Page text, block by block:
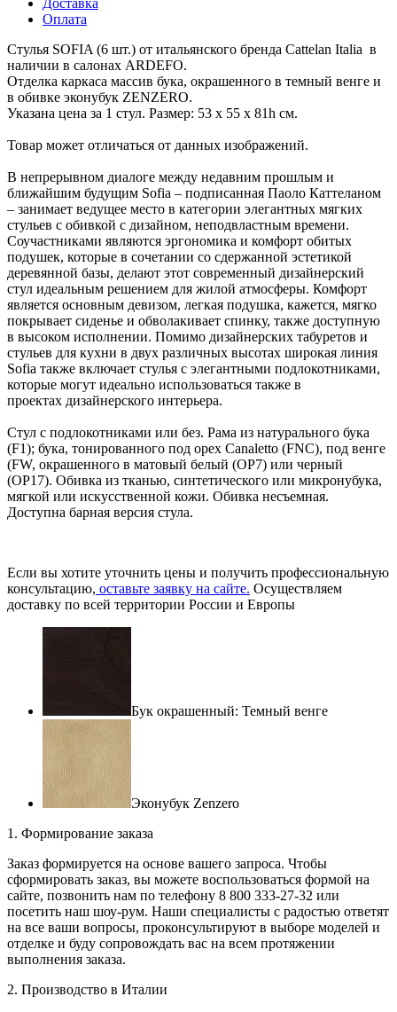
Доставка
Оплата
Стулья SOFIA (6 шт.) от итальянского бренда Cattelan Italia в
наличии в салонах ARDEFO.
Отделка каркаса массив бука, окрашенного в темный венге и
в обивке эконубук ZENZERO.
Указана цена за 1 стул. Размер: 53 x 55 x 81h см.
Товар может отличаться от данных изображений.
В непрерывном диалоге между недавним прошлым и
ближайшим будущим Sofia – подписанная Паоло Каттеланом
– занимает ведущее место в категории элегантных мягких
стульев с обивкой с дизайном, неподвластным времени.
Соучастниками являются эргономика и комфорт обитых
подушек, которые в сочетании со сдержанной эстетикой
деревянной базы, делают этот современный дизайнерский
стул идеальным решением для жилой атмосферы. Комфорт
является основным девизом, легкая подушка, кажется, мягко
покрывает сиденье и обволакивает спинку, также доступную
в высоком исполнении. Помимо дизайнерских табуретов и
стульев для кухни в двух различных высотах широкая линия
Sofia также включает стулья с элегантными подлокотниками,
которые могут идеально использоваться также в
проектах дизайнерского интерьера.
Стул с подлокотниками или без. Рама из натурального бука
(F1); бука, тонированного под орех Canaletto (FNC), под венге
(FW, окрашенного в матовый белый (OP7) или черный
(OP17). Обивка из тканью, синтетического или микронубука,
мягкой или искусственной кожи. Обивка несъемная.
Доступна барная версия стула.
Если вы хотите уточнить цены и получить профессиональную
консультацию, оставьте заявку на сайте. Осуществляем
доставку по всей территории России и Европы
Бук окрашенный: Темный венге
Эконубук Zenzero
1. Формирование заказа
Заказ формируется на основе вашего запроса. Чтобы
сформировать заказ, вы можете воспользоваться формой на
сайте, позвонить нам по телефону 8 800 333-27-32 или
посетить наш шоу-рум. Наши специалисты с радостью ответят
на все ваши вопросы, проконсультируют в выборе моделей и
отделке и буду сопровождать вас на всем протяжении
выполнения заказа.
2. Производство в Италии